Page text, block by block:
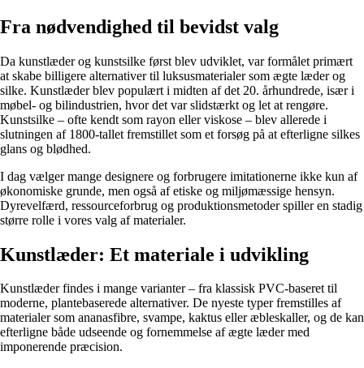
Fra nødvendighed til bevidst valg
Da kunstlæder og kunstsilke først blev udviklet, var formålet primært
at skabe billigere alternativer til luksusmaterialer som ægte læder og
silke. Kunstlæder blev populært i midten af det 20. århundrede, især i
møbel- og bilindustrien, hvor det var slidstærkt og let at rengøre.
Kunstsilke – ofte kendt som rayon eller viskose – blev allerede i
slutningen af 1800-tallet fremstillet som et forsøg på at efterligne silkes
glans og blødhed.
I dag vælger mange designere og forbrugere imitationerne ikke kun af
økonomiske grunde, men også af etiske og miljømæssige hensyn.
Dyrevelfærd, ressourceforbrug og produktionsmetoder spiller en stadig
større rolle i vores valg af materialer.
Kunstlæder: Et materiale i udvikling
Kunstlæder findes i mange varianter – fra klassisk PVC-baseret til
moderne, plantebaserede alternativer. De nyeste typer fremstilles af
materialer som ananasfibre, svampe, kaktus eller æbleskaller, og de kan
efterligne både udseende og fornemmelse af ægte læder med
imponerende præcision.